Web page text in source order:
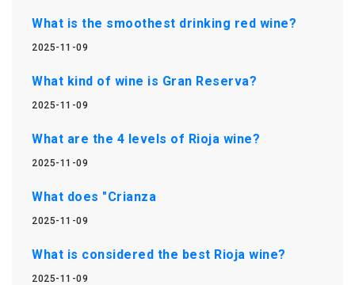
What is the smoothest drinking red wine?
2025-11-09
What kind of wine is Gran Reserva?
2025-11-09
What are the 4 levels of Rioja wine?
2025-11-09
What does "Crianza
2025-11-09
What is considered the best Rioja wine?
2025-11-09